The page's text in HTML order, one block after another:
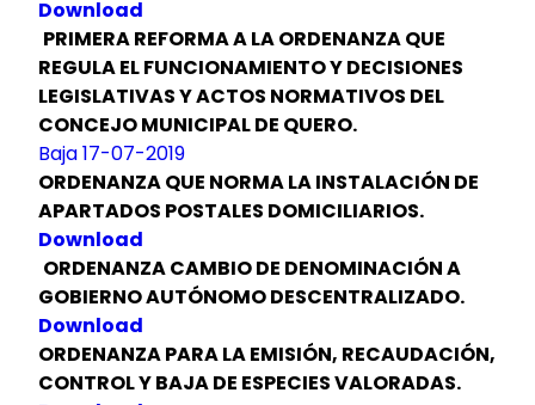
Download
PRIMERA REFORMA A LA ORDENANZA QUE
REGULA EL FUNCIONAMIENTO Y DECISIONES
LEGISLATIVAS Y ACTOS NORMATIVOS DEL
CONCEJO MUNICIPAL DE QUERO.
Baja 17-07-2019
ORDENANZA QUE NORMA LA INSTALACIÓN DE
APARTADOS POSTALES DOMICILIARIOS.
Download
ORDENANZA CAMBIO DE DENOMINACIÓN A
GOBIERNO AUTÓNOMO DESCENTRALIZADO.
Download
ORDENANZA PARA LA EMISIÓN, RECAUDACIÓN,
CONTROL Y BAJA DE ESPECIES VALORADAS.